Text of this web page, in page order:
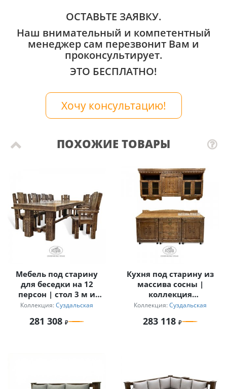
ОСТАВЬТЕ ЗАЯВКУ.
Наш внимательный и компетентный
менеджер сам перезвонит Вам и
проконсультирует.
ЭТО БЕСПЛАТНО!
Хочу консультацию!
ПОХОЖИЕ ТОВАРЫ
Мебель под старину
для беседки на 12
персон | стол 3 м и
кресла с
«Суздальский»
Коллекция: Суздальская
281 308
Кухня под старину из
массива сосны |
коллекция
«Суздальская»
Коллекция: Суздальская
283 118